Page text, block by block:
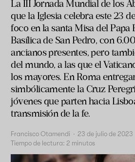
La III Jornada Mundial de los
que la Iglesia celebra este 23
foco en la santa Misa del Papa
Basílica de San Pedro, con
ancianos presentes, pero
del mundo, a las que el
los mayores. En Roma
simbólicamente la Cruz
jóvenes que parten hacia
transmisión de la fe.
Francisco Otamendi · 23 de julio de 2023
Tiempo de lectura: 2 minutos